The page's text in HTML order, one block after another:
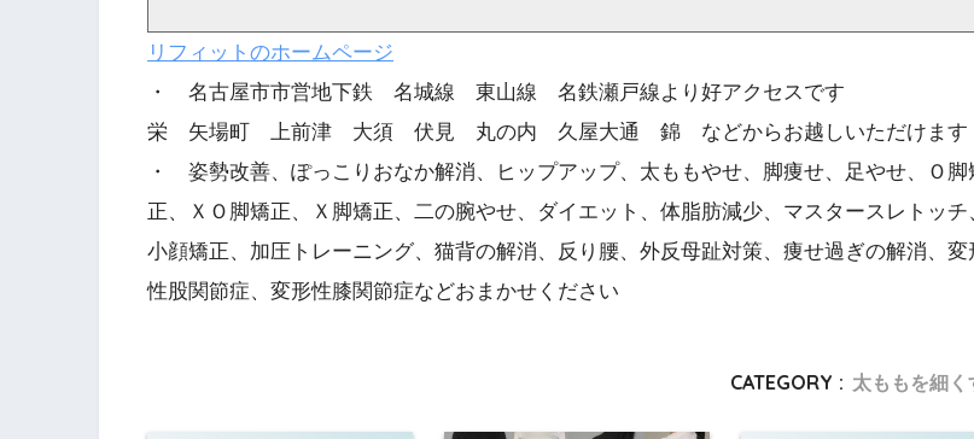
リフィットのホームページ
・ 名古屋市市営地下鉄 名城線 東山線 名鉄瀬戸線より好アクセスです
栄 矢場町 上前津 大須 伏見 丸の内 久屋大通 錦 などからお越しいただけます
・ 姿勢改善、ぽっこりおなか解消、ヒップアップ、太ももやせ、脚痩せ、足やせ、Ｏ脚
正、ＸＯ脚矯正、Ｘ脚矯正、二の腕やせ、ダイエット、体脂肪減少、マスタースレトッチ
小顔矯正、加圧トレーニング、猫背の解消、反り腰、外反母趾対策、痩せ過ぎの解消、変
性股関節症、変形性膝関節症などおまかせください
CATEGORY : 太ももを細く